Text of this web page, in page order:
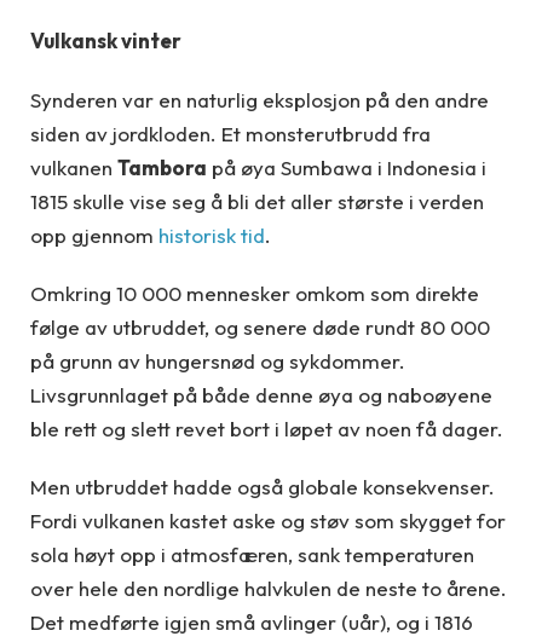
Vulkansk vinter
Synderen var en naturlig eksplosjon på den andre
siden av jordkloden. Et monsterutbrudd fra
vulkanen Tambora på øya Sumbawa i Indonesia i
1815 skulle vise seg å bli det aller største i verden
opp gjennom historisk tid.
Omkring 10 000 mennesker omkom som direkte
følge av utbruddet, og senere døde rundt 80 000
på grunn av hungersnød og sykdommer.
Livsgrunnlaget på både denne øya og naboøyene
ble rett og slett revet bort i løpet av noen få dager.
Men utbruddet hadde også globale konsekvenser.
Fordi vulkanen kastet aske og støv som skygget for
sola høyt opp i atmosfæren, sank temperaturen
over hele den nordlige halvkulen de neste to årene.
Det medførte igjen små avlinger (uår), og i 1816